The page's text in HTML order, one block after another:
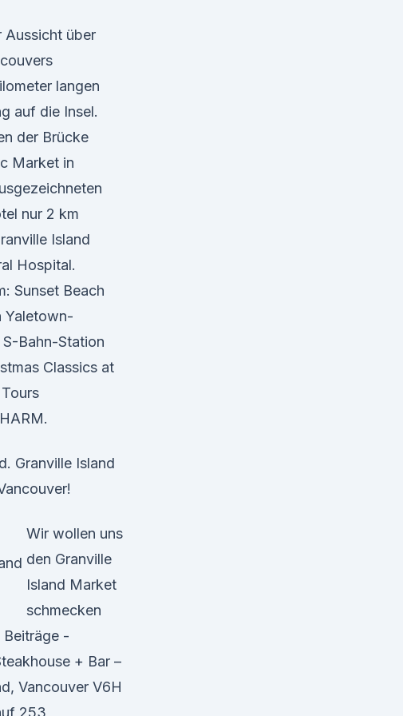
Aussicht über
langen
auf die Insel.
der Brücke
Market in
nur 2 km
Island
Hospital.
Sunset Beach
Yaletown-
Bahn-Station
Classics at
Granville Island
Wir wollen uns
den Granville
Island Market
schmecken
Beiträge -
+ Bar –
Vancouver V6H
253